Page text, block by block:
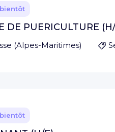
DE PUERICULTURE
(Alpes-Maritimes)